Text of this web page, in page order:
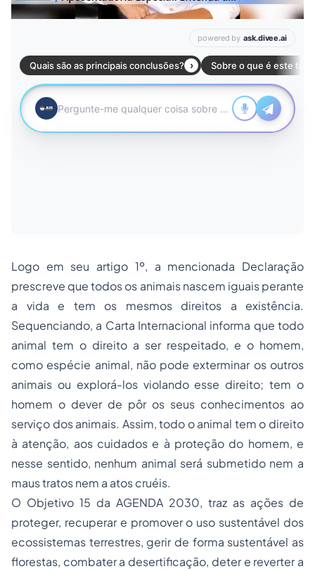
Logo em seu artigo 1º, a mencionada Declaração
prescreve que todos os animais nascem iguais perante
a vida e tem os mesmos direitos a existência.
Sequenciando, a Carta Internacional informa que todo
animal tem o direito a ser respeitado, e o homem,
como espécie animal, não pode exterminar os outros
animais ou explorá-los violando esse direito; tem o
homem o dever de pôr os seus conhecimentos ao
serviço dos animais. Assim, todo o animal tem o direito
à atenção, aos cuidados e à proteção do homem, e
nesse sentido, nenhum animal será submetido nem a
maus tratos nem a atos cruéis.
O Objetivo 15 da AGENDA 2030, traz as ações de
proteger, recuperar e promover o uso sustentável dos
ecossistemas terrestres, gerir de forma sustentável as
florestas, combater a desertificação, deter e reverter a